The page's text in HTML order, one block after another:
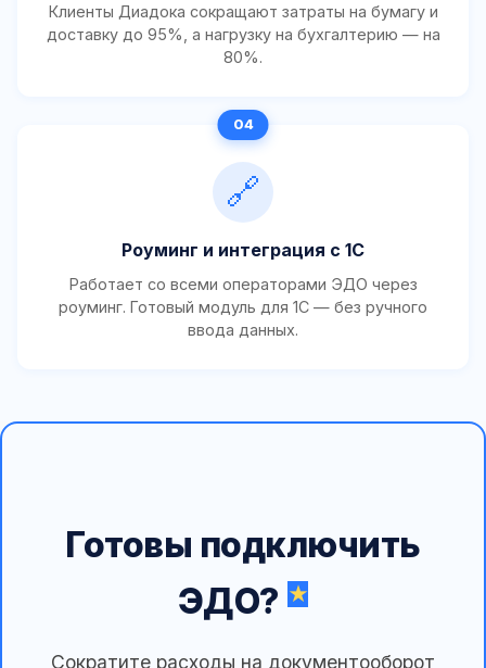
Клиенты Диадока сокращают затраты на бумагу и
доставку до 95%, а нагрузку на бухгалтерию — на
80%.
🔗
Роуминг и интеграция с 1С
Работает со всеми операторами ЭДО через
роуминг. Готовый модуль для 1С — без ручного
ввода данных.
Готовы подключить
ЭДО?
Сократите расходы на документооборот